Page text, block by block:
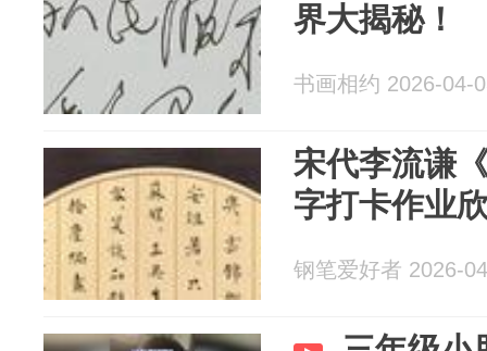
界大揭秘！
书画相约 2026-04-
宋代李流谦
字打卡作业
钢笔爱好者 2026-